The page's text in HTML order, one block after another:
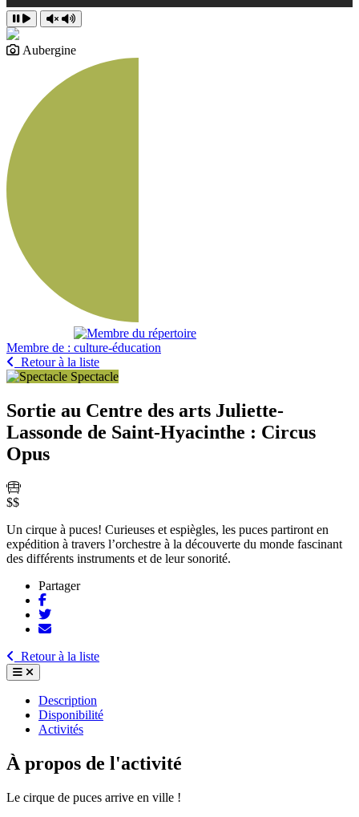
Aubergine
Membre de :
Retour à la liste
Spectacle
Sortie au Centre des arts Juliette-
Lassonde de Saint-Hyacinthe : Circus
Opus
$$
Un cirque à puces! Curieuses et espiègles, les puces partiront en
expédition à travers l’orchestre à la découverte du monde fascinant
des différents instruments et de leur sonorité.
Partager
Retour à la liste
Description
Disponibilité
Activités
À propos de l'activité
Le cirque de puces arrive en ville !